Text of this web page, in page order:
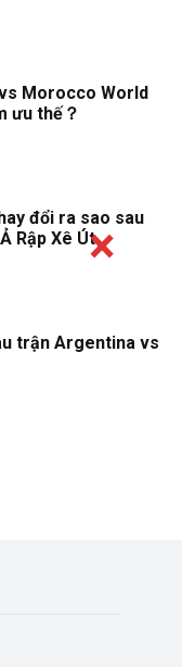
Morocco World
ưu thế？
đổi ra sao sau
Rập Xê Út
trận Argentina vs